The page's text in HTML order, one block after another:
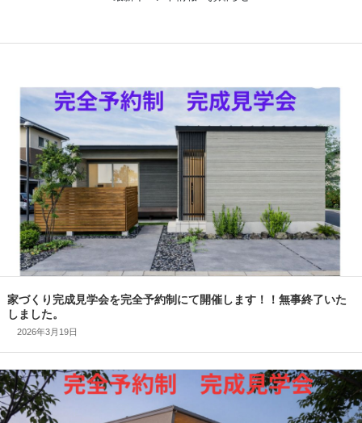
20代からのマイホーム
1,076万円(税込)～
NEWS
最新イベント情報・お知らせ
2026年3月19日